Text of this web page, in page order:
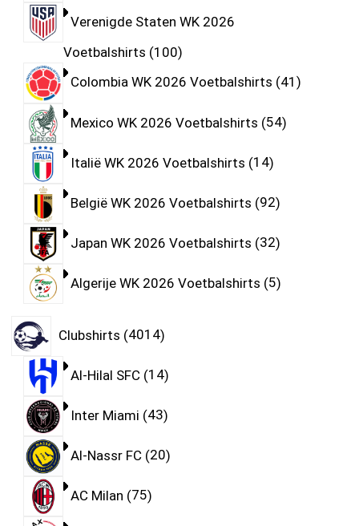
Verenigde Staten WK 2026
Voetbalshirts 100
Colombia WK 2026 Voetbalshirts 41
Mexico WK 2026 Voetbalshirts 54
Italië WK 2026 Voetbalshirts 14
België WK 2026 Voetbalshirts 92
Japan WK 2026 Voetbalshirts 32
Algerije WK 2026 Voetbalshirts 5
Clubshirts 4014
Al-Hilal SFC 14
Inter Miami 43
Al-Nassr FC 20
AC Milan 75